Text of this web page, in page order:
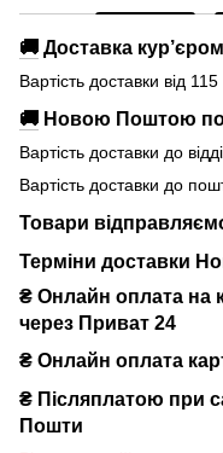
🚚 Доставка
Вартість доставки від 115
🚚 Новою Поштою по
Вартість доставки до
Вартість доставки до
Товари
Терміни доставки
₴ Онлайн оплата на
через Приват 24
₴ Онлайн оплата
₴ Післяплатою при
Пошти